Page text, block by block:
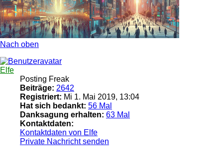
Nach oben
Elfe
Posting Freak
Beiträge: 2642
Registriert: Mi 1. Mai 2019, 13:04
Hat sich bedankt: 56 Mal
Danksagung erhalten: 63 Mal
Kontaktdaten:
Kontaktdaten von Elfe
Private Nachricht senden